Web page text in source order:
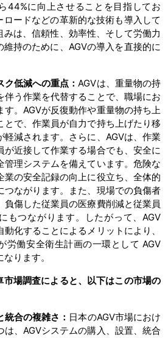
44%に向上させることを目指してお
ロードなどの革新的な技術も導入して
は、信頼性、効率性、そして労働力
持のために、AGVの導入を直接的に
ク低減への重点：AGVは、重量物の持
伴う作業を代替することで、職場にお
す。AGVが反復動作や重量物の持ち上
とで、作業員が自力で持ち上げたり移
軽減されます。さらに、AGVは、作業
が近接して作業する場合でも、安全に
管理システムを備えています。危険な
業の安全記録の向上に役立ち、全体的
つながります。また、現場での負傷者
負傷した従業員の医療費削減と従業員
もつながります。したがって、AGV
化することによるメリットにより、
労働安全衛生計画の一環として AGV
ります。
市場調査によると、以下はこの市場の
合の複雑さ： 日本のAGV市場におけ
は、AGVシステムの購入、設置、統合